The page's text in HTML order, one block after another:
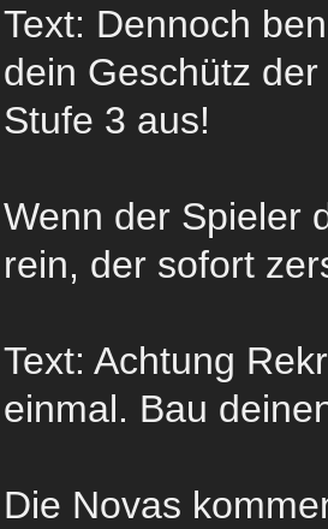
Text: Dennoch
dein Geschütz
Stufe 3 aus!
Wenn der Spieler
rein, der sofort
Text: Achtung
einmal. Bau
Die Novas